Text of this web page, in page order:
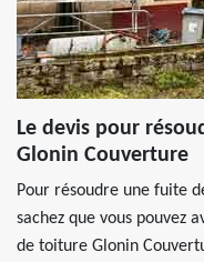
Le devis pour
Glonin Couverture
Pour résoudre une fuite
sachez que vous pouvez
de toiture Glonin